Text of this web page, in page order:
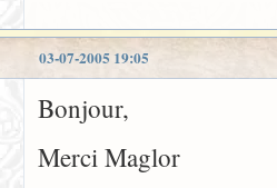
03-07-2005 19:05
Bonjour,
Merci Maglor